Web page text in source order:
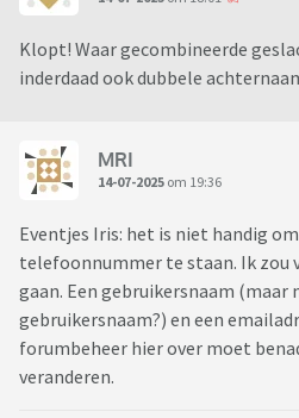
Klopt! Waar gecombineerde
inderdaad ook dubbele
MRI
14-07-2025 om 19:36
Eventjes Iris: het is niet handig
telefoonnummer te staan. Ik zou
gaan. Een gebruikersnaam (maar
gebruikersnaam?) en een
forumbeheer hier over moet
veranderen.